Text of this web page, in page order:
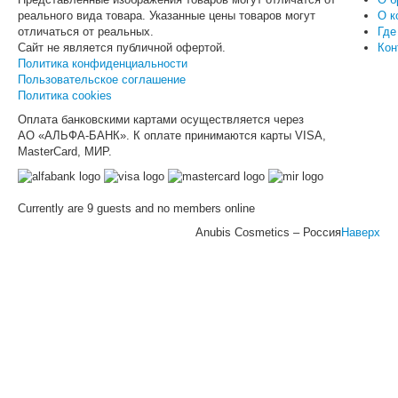
Чувствительная кожа
Косметологические показания:
Комбинированный тип кожи
Жирный тип кожи
Склонность к появлению воспалительных элементов
Угревая болезнь
Косметологические показания:
Для всех типов кожи с признаками обезвоживания
Фотостарение
Сухая кожа
Проявление псориаза и экземы
Комбинированная и жирная кожа с нарушенной функцией
гидролипидной мантии
Первые признаки старения
Обезвоженная кожа
Синдром «уставшей кожи»
Фото старение
восстановление и реабилитация после стрессовых
иммунитет кожи.
Косметологические показания:
Гиперпигментированная кожа
Кожа, склонная к образования пигментных пятен
Тусклая кожа
Возрастная пигментация
реального вида товара. Указанные цены товаров могут
отличаться от реальных.
Сайт не является публичной офертой.
Политика конфиденциальности
Пользовательское соглашение
Политика cookies
Оплата банковскими картами осуществляется через
АО «АЛЬФА-БАНК». К оплате принимаются карты VISA,
MasterCard, МИР.
О
Currently are 9 guests and no members online
Наверх
Anubis Cosmetics – Россия